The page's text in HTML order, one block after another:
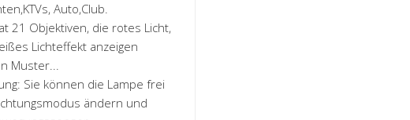
Auto,Club.
21 Objektiven, die rotes Licht,
Lichteffekt anzeigen
Muster...
Sie können die Lampe frei
ändern und